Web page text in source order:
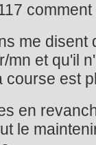
me disent
mn et qu'il
course est
en
le